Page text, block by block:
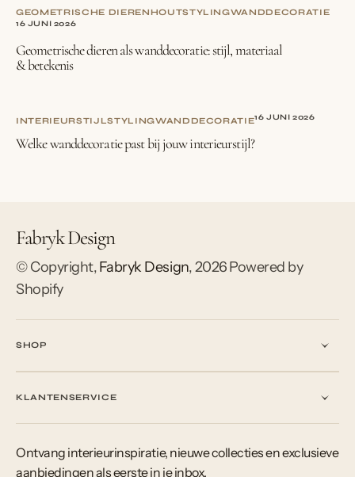
GEOMETRISCHE DIERENHOUTSTYLINGWANDDECORATIE
16 JUNI 2026
Geometrische dieren als wanddecoratie: stijl, materiaal
& betekenis
INTERIEURSTIJLSTYLINGWANDDECORATIE16 JUNI 2026
Welke wanddecoratie past bij jouw interieurstijl?
Fabryk Design
© Copyright,Fabryk Design,2026Powered by
Shopify
SHOP
KLANTENSERVICE
Ontvang interieurinspiratie, nieuwe collecties en exclusieve
aanbiedingen als eerste in je inbox.